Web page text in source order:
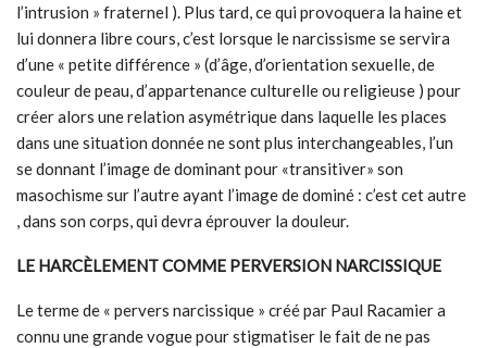
l’intrusion » fraternel ). Plus tard, ce qui provoquera la haine et
lui donnera libre cours, c’est lorsque le narcissisme se servira
d’une « petite différence » (d’âge, d’orientation sexuelle, de
couleur de peau, d’appartenance culturelle ou religieuse ) pour
créer alors une relation asymétrique dans laquelle les places
dans une situation donnée ne sont plus interchangeables, l’un
se donnant l’image de dominant pour «transitiver» son
masochisme sur l’autre ayant l’image de dominé : c’est cet autre
, dans son corps, qui devra éprouver la douleur.
LE HARCÈLEMENT COMME PERVERSION NARCISSIQUE
Le terme de « pervers narcissique » créé par Paul Racamier a
connu une grande vogue pour stigmatiser le fait de ne pas